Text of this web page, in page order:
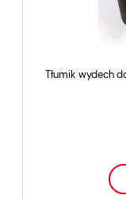
Tłumik wydech